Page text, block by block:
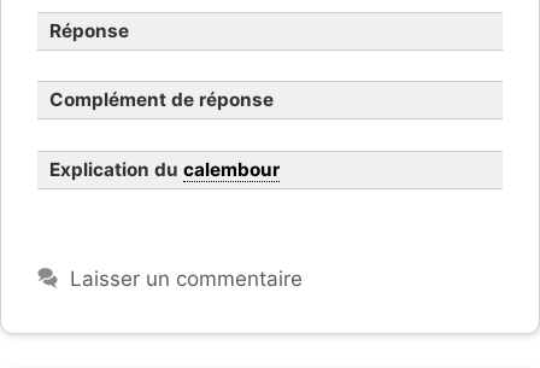
Réponse
Complément de réponse
Explication du calembour
Laisser un commentaire